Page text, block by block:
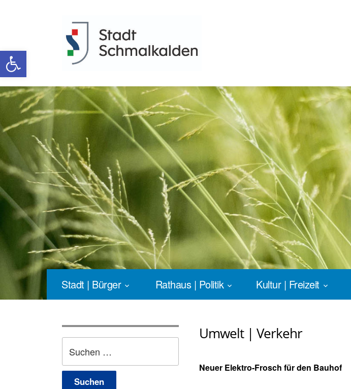
Werkzeugleiste öffnen
Stadt | Bürger Rathaus | Politik Kultur | Freizeit
nach:
Umwelt | Verkehr
Neuer Elektro-Frosch für den Bauhof